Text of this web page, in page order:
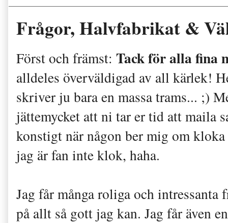
Frågor, Halvfabrikat &
Först och främst: Tack för alla fina
alldeles överväldigad av all kärlek!
skriver ju bara en massa trams... ;)
jättemycket att ni tar er tid att maila
konstigt när någon ber mig om
jag är fan inte klok, haha.
Jag får många roliga och
på allt så gott jag kan. Jag får även